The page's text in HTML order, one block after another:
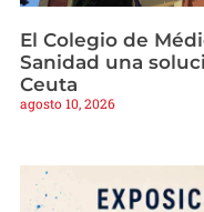
El Colegio de
Sanidad una
Ceuta
agosto 10, 2026